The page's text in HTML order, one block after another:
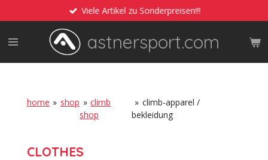
Hauptinhalt
springen
astnersport.com
Viele Artikel zu Sonderpreisen!!!
home » shop » climb
shop
» climb-apparel /
bekleidung
CLOTHES